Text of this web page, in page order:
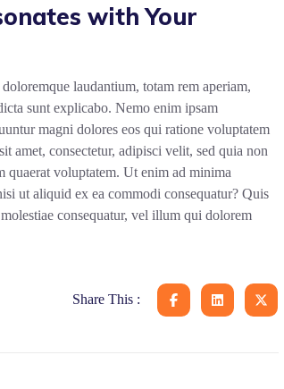
with Your
laudantium, totam rem aperiam,
sunt explicabo. Nemo enim ipsam
magni dolores eos qui ratione voluptatem
amet, consectetur, adipisci velit, sed quia non
quaerat voluptatem. Ut enim ad minima
ut aliquid ex ea commodi consequatur? Quis
consequatur, vel illum qui dolorem
Share This :